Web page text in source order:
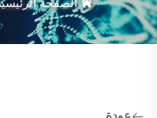
الصفحة